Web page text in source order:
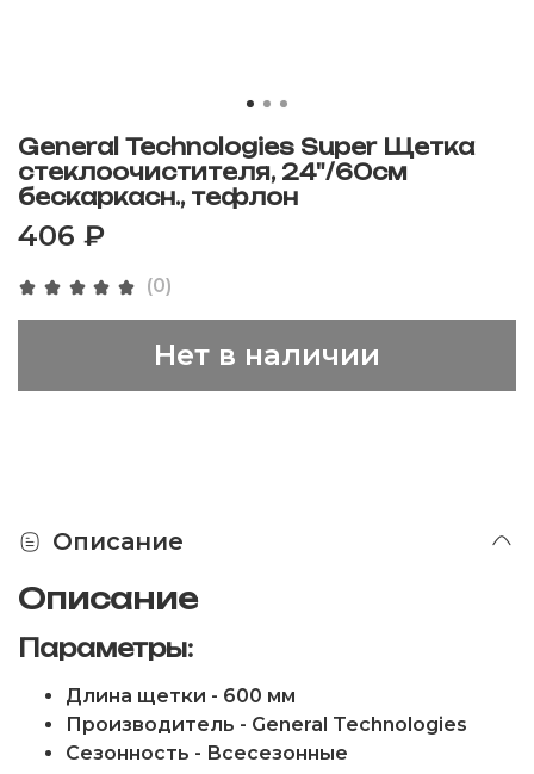
(0)
General Technologies Super Щетка
стеклоочистителя, 24"/60см
бескаркасн., тефлон
406 ₽
Нет в наличии
Описание
Описание
Параметры:
Длина щетки - 600 мм
Производитель - General Technologies
Сезонность - Всесезонные